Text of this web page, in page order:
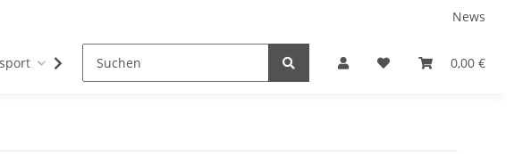
News
0,00 €
Partnershops